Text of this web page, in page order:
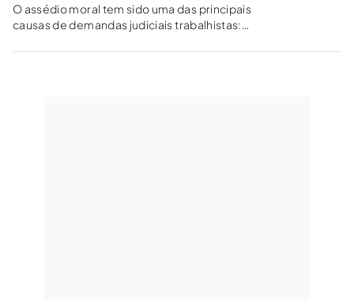
O assédio moral tem sido uma das principais
causas de demandas judiciais trabalhistas:
seja como impulso para reivindicações de